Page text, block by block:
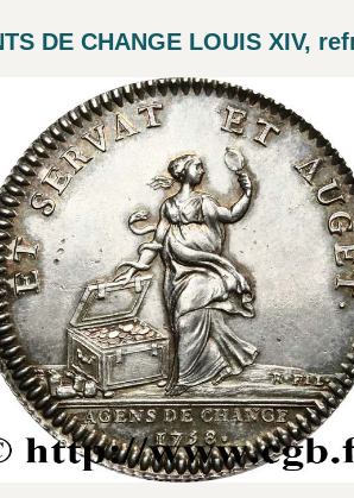
DE CHANGE LOUIS XIV,